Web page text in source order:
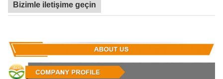
Bizimle iletişime geçin